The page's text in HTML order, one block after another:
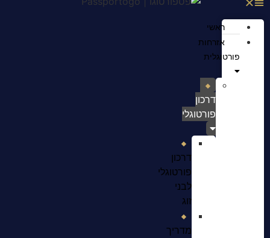
ראשי
אזרחות
פורטוגלית
דרכון
פורטוגלי
דרכון
פורטוגלי
לבני
זוג
מדריך